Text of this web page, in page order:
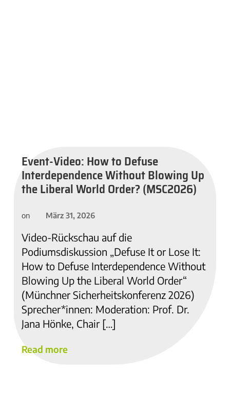
Event-Video: How to Defuse
Interdependence Without Blowing Up
the Liberal World Order? (MSC2026)
on März 31, 2026
Video-Rückschau auf die
Podiumsdiskussion „Defuse It or Lose It:
How to Defuse Interdependence Without
Blowing Up the Liberal World Order“
(Münchner Sicherheitskonferenz 2026)
Sprecher*innen: Moderation: Prof. Dr.
Jana Hönke, Chair […]
Read more